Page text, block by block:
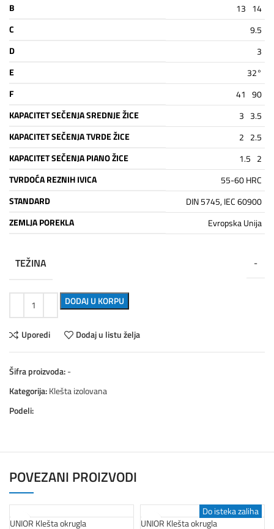
B
13 14
C
9.5
D
3
E
32°
F
41 90
KAPACITET SEČENJA SREDNJE ŽICE
3 3.5
KAPACITET SEČENJA TVRDE ŽICE
2 2.5
KAPACITET SEČENJA PIANO ŽICE
1.5 2
TVRDOĆA REZNIH IVICA
55-60 HRC
STANDARD
DIN 5745, IEC 60900
ZEMLJA POREKLA
Evropska Unija
TEŽINA -
DODAJ U KORPU
Uporedi Dodaj u listu želja
Šifra proizvoda:-
Kategorija:Klešta izolovana
Podeli:
POVEZANI PROIZVODI
Do isteka zaliha
UNIOR Klešta okrugla
Do isteka zaliha
UNIOR Klešta okrugla
Akcija
Do isteka zaliha
Do isteka zaliha
Do isteka zaliha
Do isteka zaliha
Do isteka zaliha